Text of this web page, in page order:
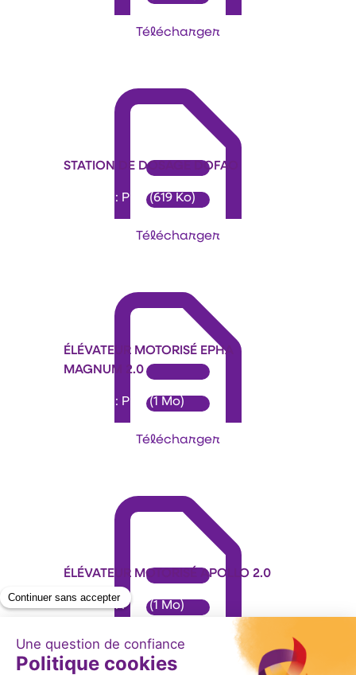
Télécharger
STATION DE DOSAGE DOFAO
Format : PDF (619 Ko)
Télécharger
ÉLÉVATEUR MOTORISÉ EPHA
MAGNUM 2.0
Format : PDF (1 Mo)
Télécharger
ÉLÉVATEUR MOTORISÉ APOLLO 2.0
Format : PDF (1 Mo)
Télécharger